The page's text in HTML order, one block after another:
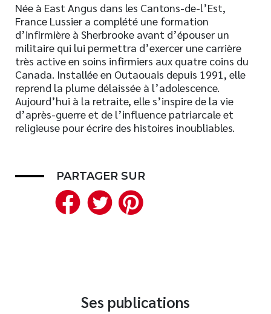
Née à East Angus dans les Cantons-de-l’Est,
France Lussier a complété une formation
d’infirmière à Sherbrooke avant d’épouser un
militaire qui lui permettra d’exercer une carrière
très active en soins infirmiers aux quatre coins du
Canada. Installée en Outaouais depuis 1991, elle
reprend la plume délaissée à l’adolescence.
Aujourd’hui à la retraite, elle s’inspire de la vie
d’après-guerre et de l’influence patriarcale et
religieuse pour écrire des histoires inoubliables.
PARTAGER SUR
Facebook
Twitter
Ses publications